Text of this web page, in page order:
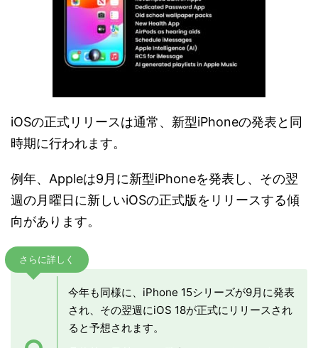
iOSの正式リリースは通常、新型iPhoneの発表と同
時期に行われます。
例年、Appleは9月に新型iPhoneを発表し、その翌
週の月曜日に新しいiOSの正式版をリリースする傾
向があります。
さらに詳しく
今年も同様に、iPhone 15シリーズが9月に発表
され、その翌週にiOS 18が正式にリリースされ
ると予想されます。